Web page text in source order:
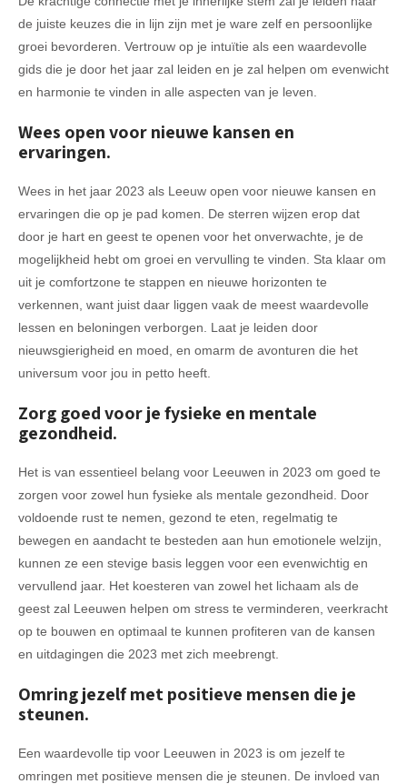
de juiste keuzes die in lijn zijn met je ware zelf en persoonlijke
groei bevorderen. Vertrouw op je intuïtie als een waardevolle
gids die je door het jaar zal leiden en je zal helpen om evenwicht
en harmonie te vinden in alle aspecten van je leven.
Wees open voor nieuwe kansen en
ervaringen.
Wees in het jaar 2023 als Leeuw open voor nieuwe kansen en
ervaringen die op je pad komen. De sterren wijzen erop dat
door je hart en geest te openen voor het onverwachte, je de
mogelijkheid hebt om groei en vervulling te vinden. Sta klaar om
uit je comfortzone te stappen en nieuwe horizonten te
verkennen, want juist daar liggen vaak de meest waardevolle
lessen en beloningen verborgen. Laat je leiden door
nieuwsgierigheid en moed, en omarm de avonturen die het
universum voor jou in petto heeft.
Zorg goed voor je fysieke en mentale
gezondheid.
Het is van essentieel belang voor Leeuwen in 2023 om goed te
zorgen voor zowel hun fysieke als mentale gezondheid. Door
voldoende rust te nemen, gezond te eten, regelmatig te
bewegen en aandacht te besteden aan hun emotionele welzijn,
kunnen ze een stevige basis leggen voor een evenwichtig en
vervullend jaar. Het koesteren van zowel het lichaam als de
geest zal Leeuwen helpen om stress te verminderen, veerkracht
op te bouwen en optimaal te kunnen profiteren van de kansen
en uitdagingen die 2023 met zich meebrengt.
Omring jezelf met positieve mensen die je
steunen.
Een waardevolle tip voor Leeuwen in 2023 is om jezelf te
omringen met positieve mensen die je steunen. De invloed van